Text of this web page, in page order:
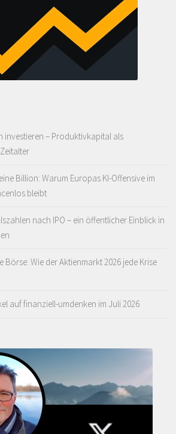
investieren – Produktivkapital als
Billion: Warum Europas KI-Offensive im
bleibt
nach IPO – ein öffentlicher Einblick in
Börse: Wie der Aktienmarkt 2026 jede Krise
auf finanziell-umdenken im Juli 2026